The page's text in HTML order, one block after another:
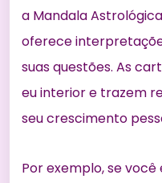
a Mandala
oferece
suas questões. As
eu interior e trazem
seu crescimento
Por exemplo, se